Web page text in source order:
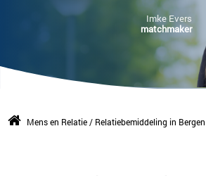
Imke Evers
matchmaker
Mens en Relatie / Relatiebemiddeling in